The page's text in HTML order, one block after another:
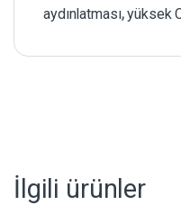
aydınlatması,yüksek
İlgili ürünler